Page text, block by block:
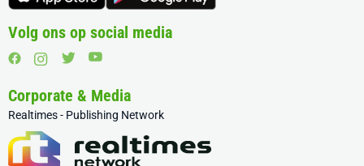
Volg ons op social media
Corporate & Media
Realtimes - Publishing Network